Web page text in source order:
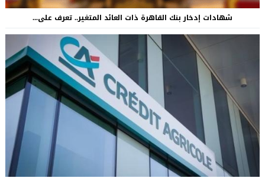
شهادات إدخار بنك القاهرة ذات العائد المتغير.. تعرف على...